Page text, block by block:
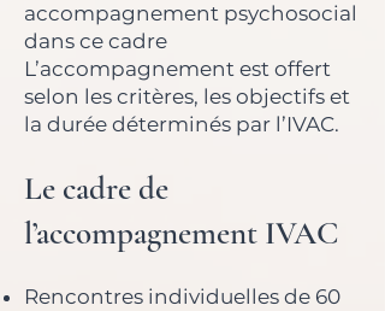
accompagnement psychosocial
dans ce cadre
L’accompagnement est offert
selon les critères, les objectifs et
la durée déterminés par l’IVAC.
Le cadre de
l’accompagnement IVAC
Rencontres individuelles de 60